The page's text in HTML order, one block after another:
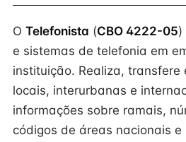
O Telefonista (CBO 4222-05)
e sistemas de telefonia em
instituição. Realiza,
locais, interurbanas e
informações sobre ramais,
códigos de áreas nacionais e